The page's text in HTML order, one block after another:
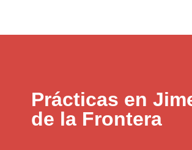
Prácticas en
de la Frontera